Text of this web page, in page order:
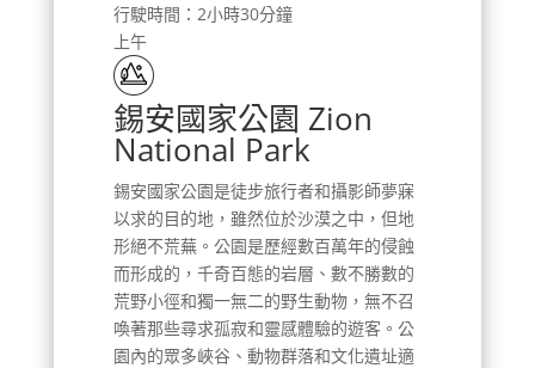
行駛時間：2小時30分鐘
上午
錫安國家公園 Zion
National Park
錫安國家公園是徒步旅行者和攝影師夢寐
以求的目的地，雖然位於沙漠之中，但地
形絕不荒蕪。公園是歷經數百萬年的侵蝕
而形成的，千奇百態的岩層、數不勝數的
荒野小徑和獨一無二的野生動物，無不召
喚著那些尋求孤寂和靈感體驗的遊客。公
園內的眾多峽谷、動物群落和文化遺址適